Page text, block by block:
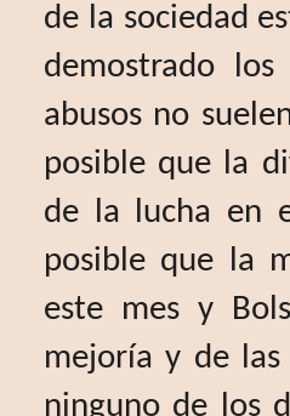
de la sociedad
demostrado
abusos no
posible que la
de la lucha en
posible que la
este mes y
mejoría y de las
ninguno de los